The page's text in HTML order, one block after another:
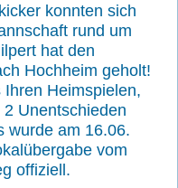
konnten sich
rund um
hat den
Hochheim geholt!
Heimspielen,
Unentschieden
wurde am 16.06.
vom
offiziell.